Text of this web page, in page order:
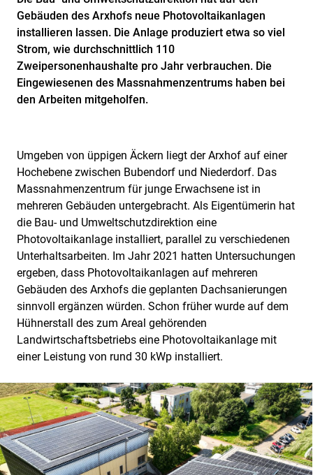
Gebäuden des Arxhofs neue Photovoltaikanlagen
installieren lassen. Die Anlage produziert etwa so viel
Strom, wie durchschnittlich 110
Zweipersonenhaushalte pro Jahr verbrauchen. Die
Eingewiesenen des Massnahmenzentrums haben bei
den Arbeiten mitgeholfen.
Umgeben von üppigen Äckern liegt der Arxhof auf einer
Hochebene zwischen Bubendorf und Niederdorf. Das
Massnahmenzentrum für junge Erwachsene ist in
mehreren Gebäuden untergebracht. Als Eigentümerin hat
die Bau- und Umweltschutzdirektion eine
Photovoltaikanlage installiert, parallel zu verschiedenen
Unterhaltsarbeiten. Im Jahr 2021 hatten Untersuchungen
ergeben, dass Photovoltaikanlagen auf mehreren
Gebäuden des Arxhofs die geplanten Dachsanierungen
sinnvoll ergänzen würden. Schon früher wurde auf dem
Hühnerstall des zum Areal gehörenden
Landwirtschaftsbetriebs eine Photovoltaikanlage mit
einer Leistung von rund 30 kWp installiert.